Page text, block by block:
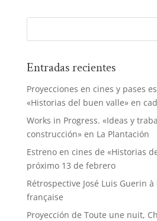
Entradas recientes
Proyecciones en cines y pases
«Historias del buen valle» en
Works in Progress. «Ideas y
construcción» en La Plantación
Estreno en cines de «Historias
próximo 13 de febrero
Rétrospective José Luis Guerin
française
Proyección de Toute une nuit,